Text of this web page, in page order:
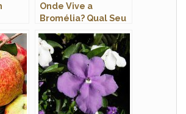
Onde Vive a
Bromélia? Qual Seu